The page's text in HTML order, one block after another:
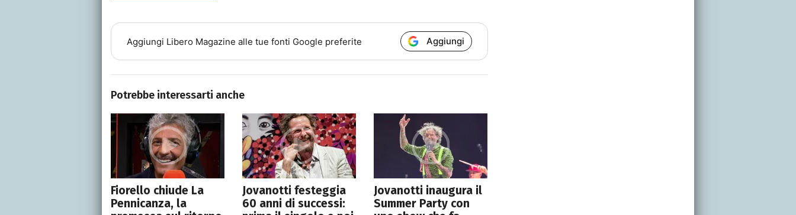
Aggiungi Libero Magazine alle tue fonti Google preferite Aggiungi
Potrebbe interessarti anche
Fiorello chiude La
Pennicanza, la
Jovanotti festeggia
60 anni di successi:
Jovanotti inaugura il
Summer Party con